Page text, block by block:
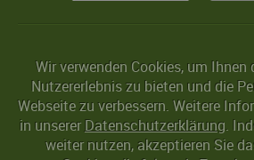
Wir verwenden Cookies, um
Nutzererlebnis zu bieten und die
Webseite zu verbessern. Weitere
in unserer Datenschutzerklärung.
weiter nutzen, akzeptieren Sie